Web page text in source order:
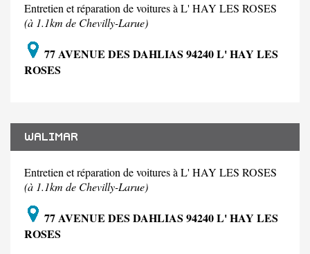
Entretien et réparation de voitures à L' HAY LES ROSES
(à 1.1km de Chevilly-Larue)
77 AVENUE DES DAHLIAS 94240 L' HAY LES
ROSES
WALIMAR
Entretien et réparation de voitures à L' HAY LES ROSES
(à 1.1km de Chevilly-Larue)
77 AVENUE DES DAHLIAS 94240 L' HAY LES
ROSES